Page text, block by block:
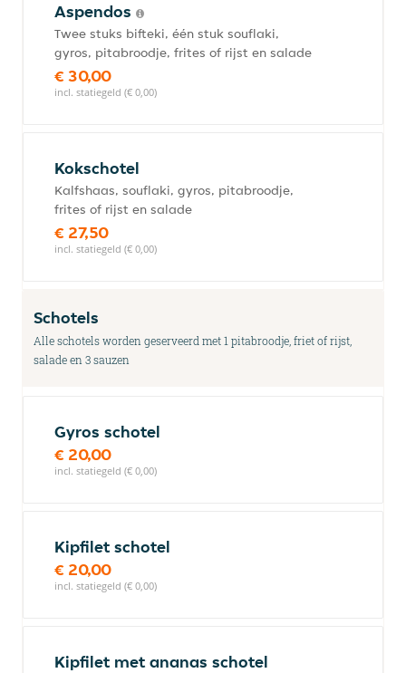
Aspendos
Twee stuks bifteki, één stuk souflaki,
gyros, pitabroodje, frites of rijst en salade
€ 30,00
incl. statiegeld (€ 0,00)
Kokschotel
Kalfshaas, souflaki, gyros, pitabroodje,
frites of rijst en salade
€ 27,50
incl. statiegeld (€ 0,00)
Schotels
Alle schotels worden geserveerd met 1 pitabroodje, friet of rijst,
salade en 3 sauzen
Gyros schotel
€ 20,00
incl. statiegeld (€ 0,00)
Kipfilet schotel
€ 20,00
incl. statiegeld (€ 0,00)
Kipfilet met ananas schotel